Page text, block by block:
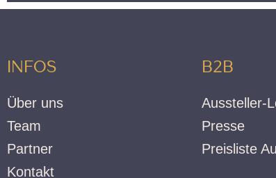
INFOS
Über uns
Team
Partner
Kontakt
B2B
Aussteller-
Presse
Preisliste